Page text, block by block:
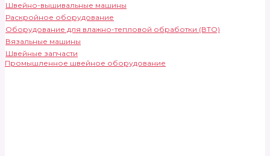
Швейно-вышивальные машины
Раскройное оборудование
Оборудование для влажно-тепловой обработки (ВТО)
Вязальные машины
Швейные запчасти
Промышленное швейное оборудование